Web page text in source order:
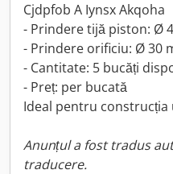
Cjdpfob A Iynsx Akqoha
- Prindere tijă piston: Ø
- Prindere orificiu: Ø 30
- Cantitate: 5 bucăți
- Preț: per bucată
Ideal pentru
Anunțul a fost tradus
traducere.